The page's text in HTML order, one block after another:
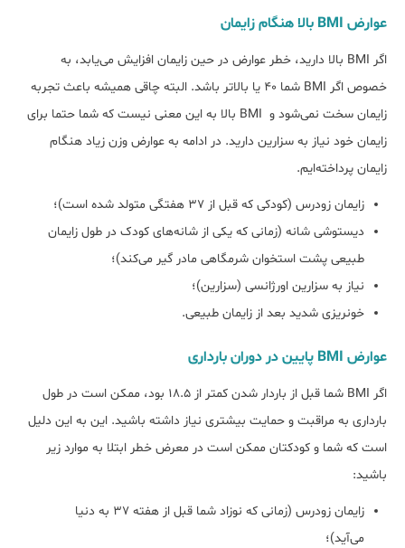
عوارض BMI بالا هنگام زایمان
اگر BMI بالا دارید، خطر عوارض در حین زایمان افزایش می‌یابد، به
خصوص اگر BMI شما ۴۰ یا بالاتر باشد. البته چاقی همیشه باعث تجربه
زایمان سخت نمی‌شود و BMI بالا به این معنی نیست که شما حتما برای
زایمان خود نیاز به سزارین دارید. در ادامه به عوارض وزن زیاد هنگام
زایمان پرداخته‌ایم.
زایمان زودرس (کودکی که قبل از ۳۷ هفتگی متولد شده است)؛
دیستوشی شانه (زمانی که یکی از شانه‌های کودک در طول زایمان
طبیعی پشت استخوان شرمگاهی مادر گیر می‌کند)؛
نیاز به سزارین اورژانسی (سزارین)؛
خونریزی شدید بعد از زایمان طبیعی.
عوارض BMI پایین در دوران بارداری
اگر BMI شما قبل از باردار شدن کمتر از ۱۸.۵ بود، ممکن است در طول
بارداری به مراقبت و حمایت بیشتری نیاز داشته باشید. این به این دلیل
است که شما و کودکتان ممکن است در معرض خطر ابتلا به موارد زیر
باشید:
زایمان زودرس (زمانی که نوزاد شما قبل از هفته ۳۷ به دنیا
می‌آید)؛